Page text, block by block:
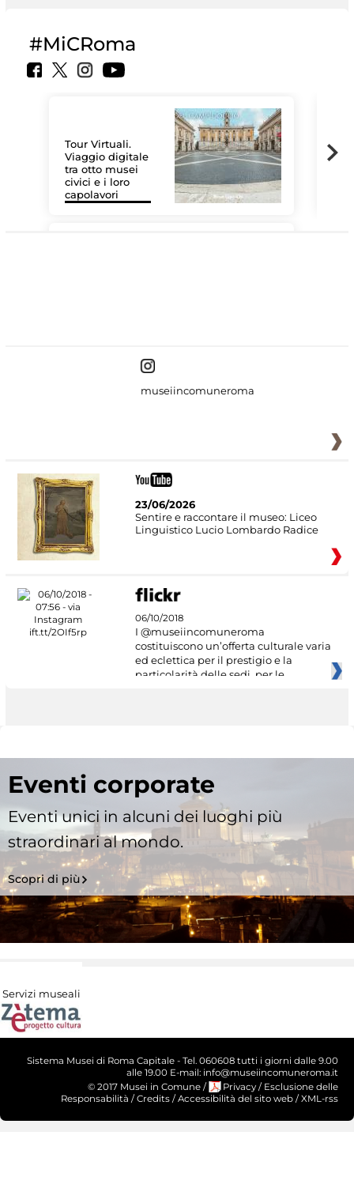
#MiCRoma
Tour Virtuali.
Viaggio digitale
tra otto musei
civici e i loro
capolavori
museiincomuneroma
23/06/2026
Sentire e raccontare il museo: Liceo
Linguistico Lucio Lombardo Radice
06/10/2018
I @museiincomuneroma
costituiscono un’offerta culturale varia
ed eclettica per il prestigio e la
particolarità delle sedi, per le
Eventi corporate
Eventi unici in alcuni dei luoghi più
straordinari al mondo.
Scopri di più
Servizi museali
Sistema Musei di Roma Capitale - Tel. 060608 tutti i giorni dalle 9.00
alle 19.00 E-mail: info@museiincomuneroma.it
© 2017 Musei in Comune / Privacy / Esclusione delle
Responsabilità / Credits / Accessibilità del sito web / XML-rss